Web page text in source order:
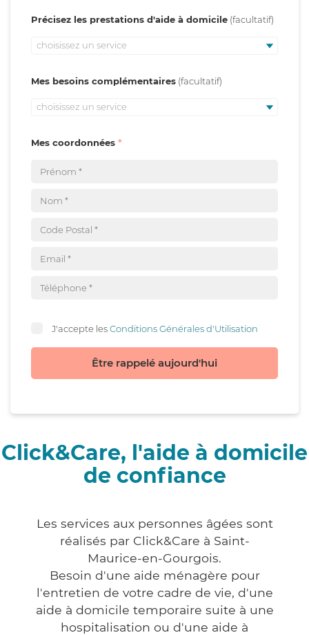
Précisez les prestations d'aide à domicile
choisissez un service
Mes besoins complémentaires
choisissez un service
Mes coordonnées
J'accepte lesConditions Générales d'Utilisation
Être rappelé aujourd'hui
Click&Care, l'aide à domicile
de confiance
Les services aux personnes âgées sont
réalisés par Click&Care à Saint-
Maurice-en-Gourgois.
Besoin d'une aide ménagère pour
l'entretien de votre cadre de vie, d'une
aide à domicile temporaire suite à une
hospitalisation ou d'une aide à